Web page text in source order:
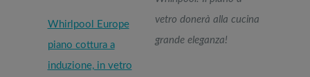
Whirlpool Europe
piano cottura a
induzione, in vetro
vetro donerà alla cucina
grande eleganza!